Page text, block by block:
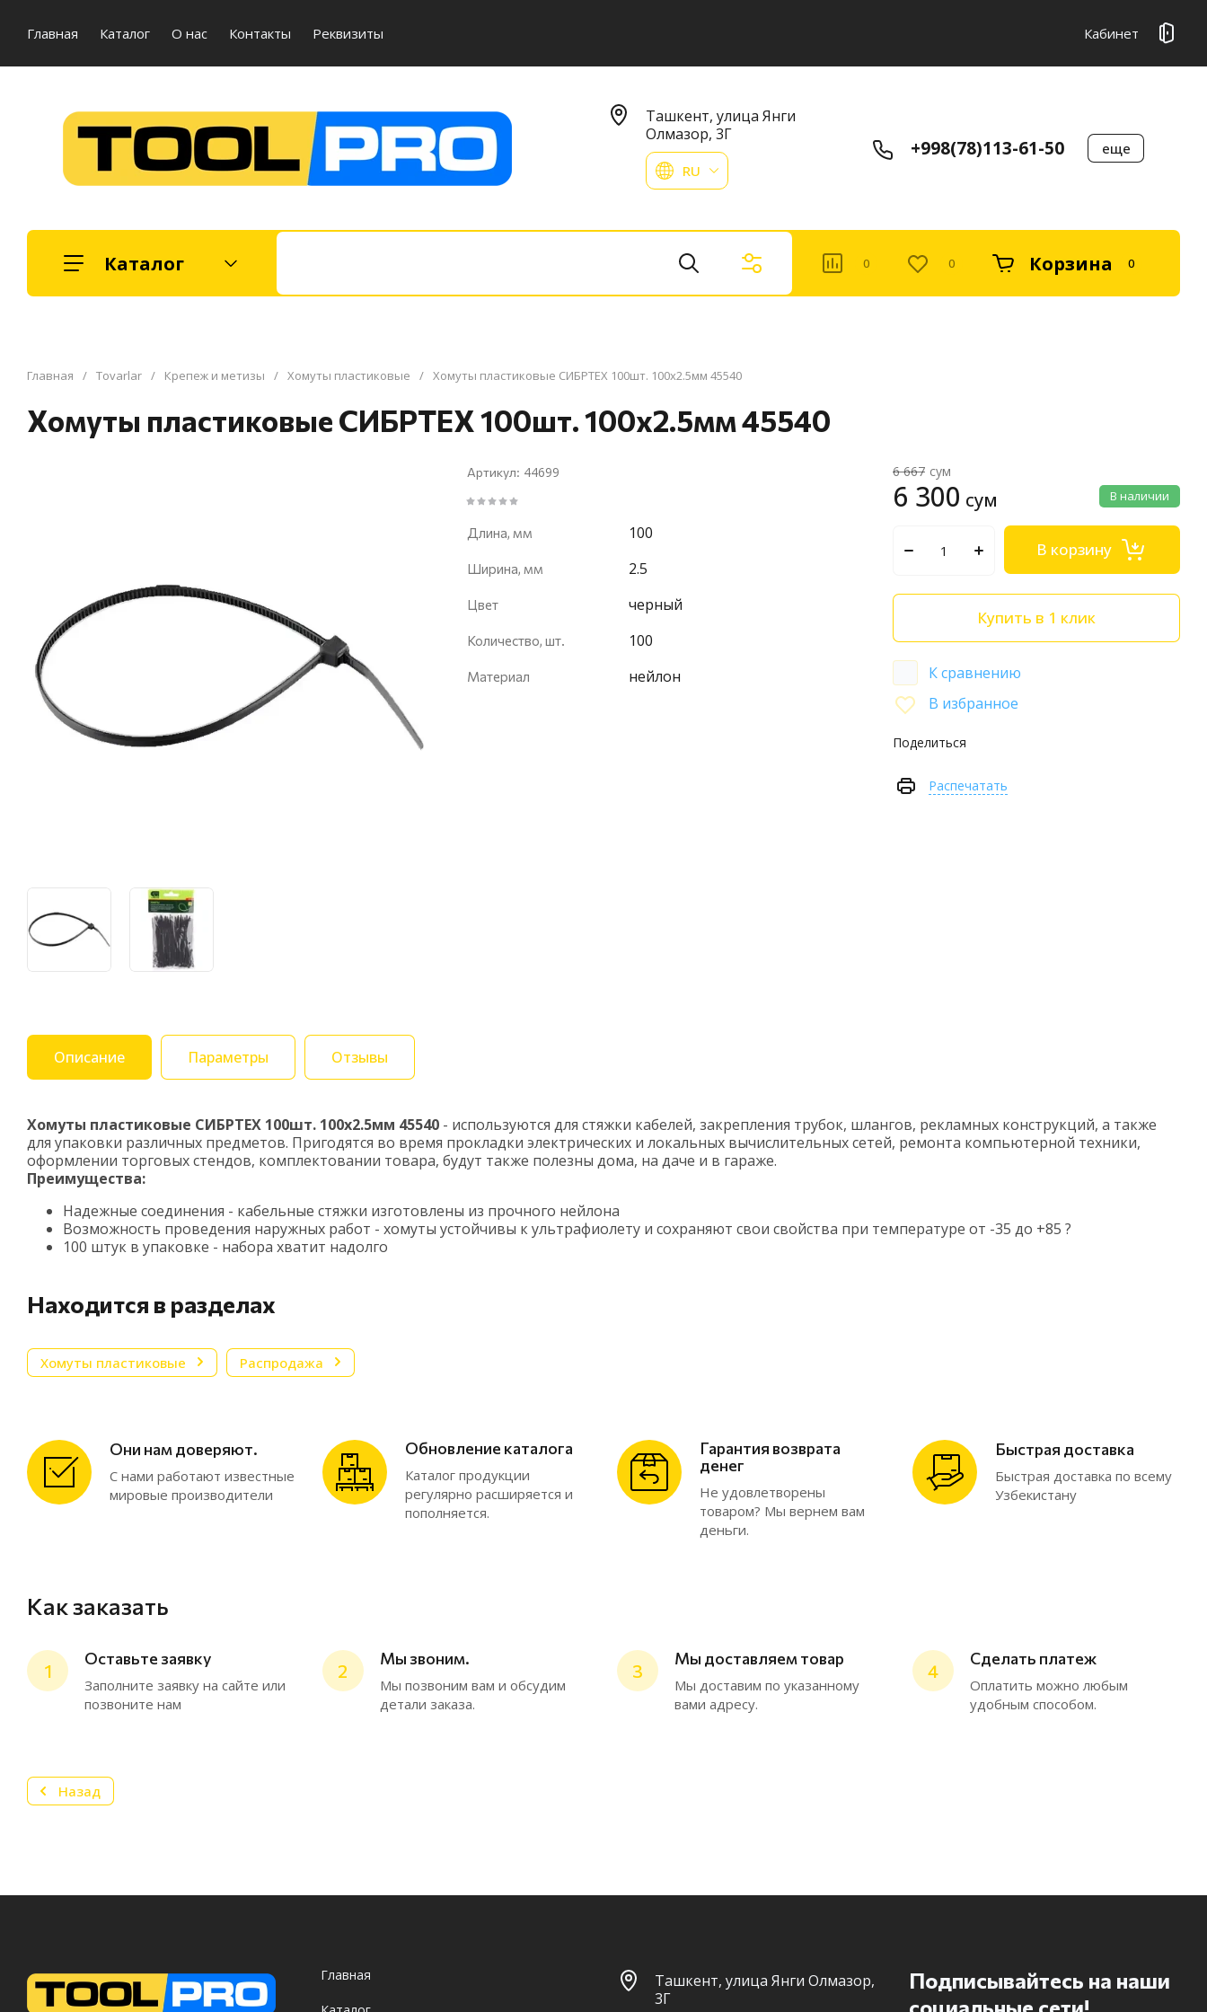
Главная Каталог О нас Контакты Реквизиты Кабинет
Ташкент, улица Янги
Олмазор, 3Г
RU
+998(78)113-61-50 еще
Каталог 0 0 Корзина 0
Главная / Tovarlar / Крепеж и метизы / Хомуты пластиковые / Хомуты пластиковые СИБРТЕХ 100шт. 100x2.5мм 45540
Хомуты пластиковые СИБРТЕХ 100шт. 100x2.5мм 45540
Артикул: 44699
Длина, мм 100
Ширина, мм 2.5
Цвет черный
Количество, шт. 100
Материал нейлон
В наличии
6 667 сум
6 300 сум
В корзину
Купить в 1 клик
К сравнению
В избранное
Поделиться
Распечатать
Описание Параметры Отзывы
Хомуты пластиковые СИБРТЕХ 100шт. 100x2.5мм 45540 - используются для стяжки кабелей, закрепления трубок, шлангов, рекламных конструкций, а также
для упаковки различных предметов. Пригодятся во время прокладки электрических и локальных вычислительных сетей, ремонта компьютерной техники,
оформлении торговых стендов, комплектовании товара, будут также полезны дома, на даче и в гараже.
Преимущества:
Надежные соединения - кабельные стяжки изготовлены из прочного нейлона
Возможность проведения наружных работ - хомуты устойчивы к ультрафиолету и сохраняют свои свойства при температуре от -35 до +85 ?
100 штук в упаковке - набора хватит надолго
Находится в разделах
Хомуты пластиковые Распродажа
Они нам доверяют.
С нами работают известные
мировые производители
Обновление каталога
Каталог продукции
регулярно расширяется и
пополняется.
Гарантия возврата
денег
Не удовлетворены
товаром? Мы вернем вам
деньги.
Быстрая доставка
Быстрая доставка по всему
Узбекистану
Как заказать
1
Оставьте заявку
Заполните заявку на сайте или
позвоните нам
2
Мы звоним.
Мы позвоним вам и обсудим
детали заказа.
3
Мы доставляем товар
Мы доставим по указанному
вами адресу.
4
Сделать платеж
Оплатить можно любым
удобным способом.
Назад
Главная
Ташкент, улица Янги Олмазор,
3Г
Подписывайтесь на наши
ChatApp